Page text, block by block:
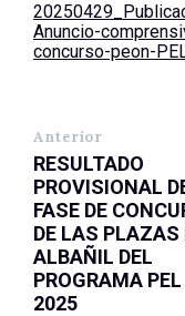
Anuncio-
concurso-peon-
Anterior
RESULTADO
PROVISIONAL
FASE DE
DE LAS PLAZAS
ALBAÑIL DEL
PROGRAMA PEL
2025